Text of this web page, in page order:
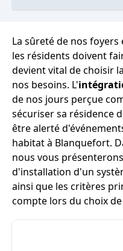
La sûreté de nos
les résidents doivent
devient vital de choisir
nos besoins. L'
de nos jours perçue
sécuriser sa résidence
être alerté
habitat à Blanquefort.
nous vous
d'installation d'un
ainsi que les critères
compte lors du choix